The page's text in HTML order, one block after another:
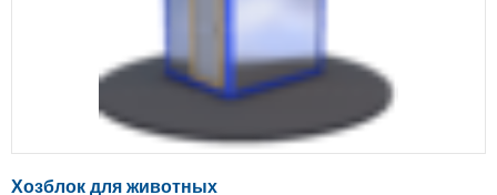
Хозблок для животных